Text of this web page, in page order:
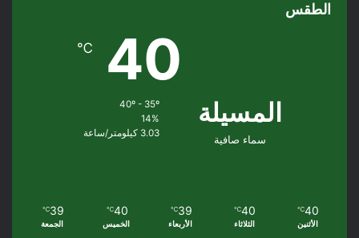
الطقس
المسيلة
سماء صافية
40
℃
14%
3.03 كيلومتر/ساعة
40
℃
الأثنين
40
℃
الثلاثاء
39
℃
الأربعاء
40
℃
الخميس
39
℃
الجمعة